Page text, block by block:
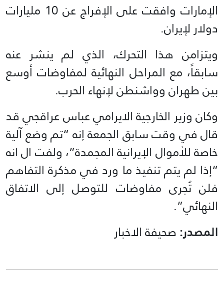
الإمارات وافقت على الإفراج عن 10 مليارات
دولار لإيران.
ويتزامن هذا التحرك، الذي لم ينشر عنه
سابقاً، مع المراحل النهائية لمفاوضات أوسع
بين طهران وواشنطن لإنهاء الحرب.
وكان وزير الخارجية الايرامي عباس عراقجي قد
قال في وقت سابق الجمعة إنه “تم وضع آلية
خاصة للأموال الإيرانية المجمدة”، ولفت ال انه
“إذا لم يتم تنفيذ ما ورد في مذكرة التفاهم
فلن تُجرى مفاوضات للتوصل إلى الاتفاق
النهائي”.
المصدر:صحيفة الاخبار